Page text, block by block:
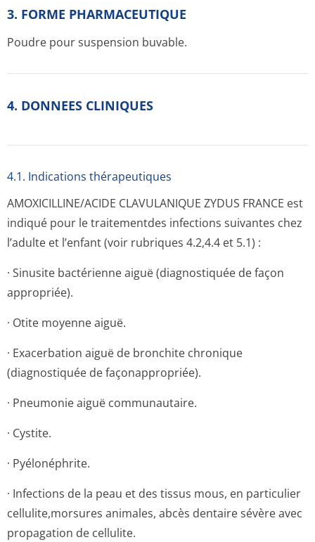
3. FORME PHARMACEUTIQUE
Poudre pour suspension buvable.
4. DONNEES CLINIQUES
4.1. Indications thérapeutiques
AMOXICILLINE/ACIDE CLAVULANIQUE ZYDUS FRANCE est
indiqué pour le traitementdes infections suivantes chez
l’adulte et l’enfant (voir rubriques 4.2,4.4 et 5.1) :
· Sinusite bactérienne aiguë (diagnostiquée de façon
appropriée).
· Otite moyenne aiguë.
· Exacerbation aiguë de bronchite chronique
(diagnostiquée de façonappropriée).
· Pneumonie aiguë communautaire.
· Cystite.
· Pyélonéphrite.
· Infections de la peau et des tissus mous, en particulier
cellulite,morsures animales, abcès dentaire sévère avec
propagation de cellulite.